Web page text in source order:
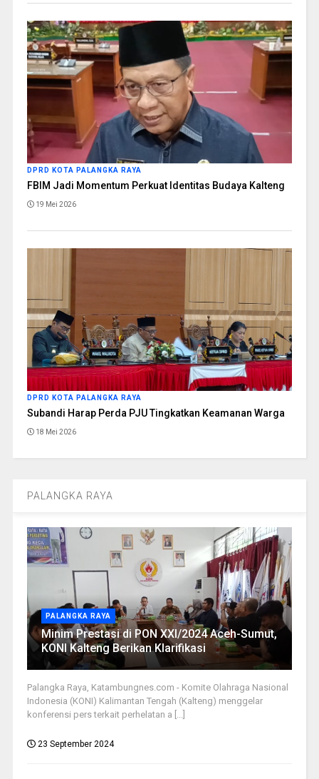
DPRD KOTA PALANGKA RAYA
FBIM Jadi Momentum Perkuat Identitas Budaya Kalteng
19 Mei 2026
DPRD KOTA PALANGKA RAYA
Subandi Harap Perda PJU Tingkatkan Keamanan Warga
18 Mei 2026
PALANGKA RAYA
PALANGKA RAYA
Minim Prestasi di PON XXI/2024 Aceh-Sumut,
KONI Kalteng Berikan Klarifikasi
Palangka Raya, Katambungnes.com - Komite Olahraga Nasional
Indonesia (KONI) Kalimantan Tengah (Kalteng) menggelar
konferensi pers terkait perhelatan a [...]
23 September 2024